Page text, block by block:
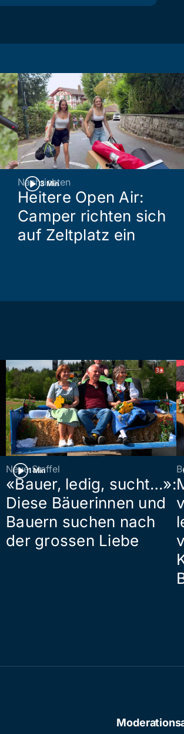
3 Min
Nachrichten
Heitere Open Air:
Camper richten sich
auf Zeltplatz ein
1 Min
Neue Staffel
«Bauer, ledig, sucht…»:
Diese Bäuerinnen und
Bauern suchen nach
der grossen Liebe